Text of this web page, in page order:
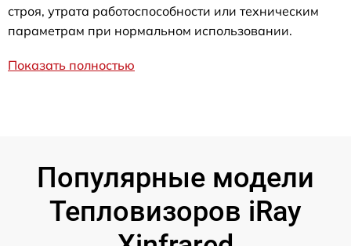
строя, утрата работоспособности или техническим
параметрам при нормальном использовании.
Показать полностью
Популярные модели
Тепловизоров iRay